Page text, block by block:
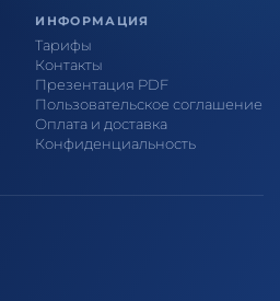
ИНФОРМАЦИЯ
Тарифы
Контакты
Презентация PDF
Пользовательское соглашение
Оплата и доставка
Конфиденциальность